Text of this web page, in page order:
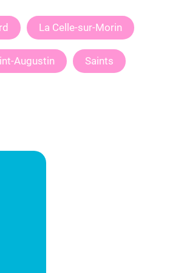
La Celle-sur-Morin
Augustin Saints